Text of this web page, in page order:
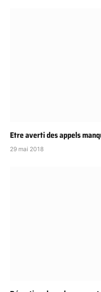
Etre averti des appels
29 mai 2018